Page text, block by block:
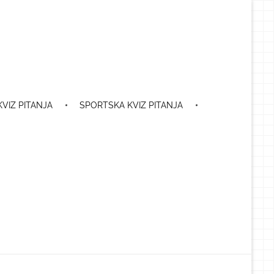
PITANJA
SPORTSKA KVIZ PITANJA